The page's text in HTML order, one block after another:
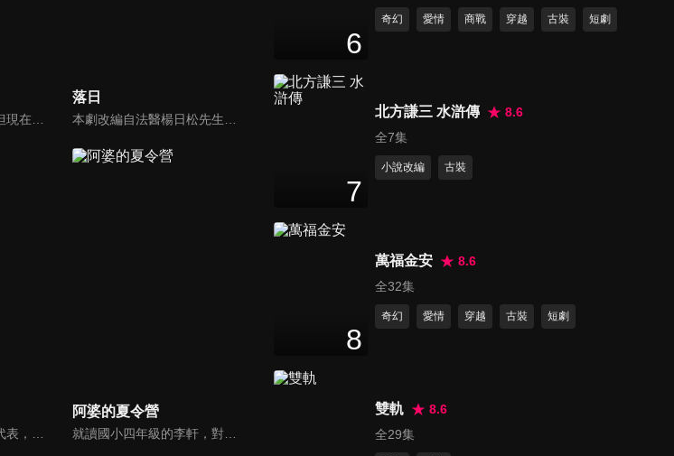
落日
如果要選一種水果來代表，你的青春滋味會是什麼？對永康街知名冰店的老闆小羅而言，也許青春的滋味就是芒果吧！《流漂子》以小羅的成長經歷為題材，讓觀眾看見一個出生於民國50年代的青年，如何揮灑年輕的熱情與愛情，找出自己所行的道路，並同時映照近三十年來台灣社會的演變。
阿婆的夏令營
就讀國小四年級的李軒，對快到的暑假有很多美好想法，沒想到放暑假前一天，爸爸被派到外地、媽媽出差，爸爸只好半哄半騙帶李軒回花蓮老家。因為跟阿婆非常不熟，再加上阿婆家都是他討厭的藥草味，又沒有電動和網路，又一直逼他做家事、吃青菜，於是李軒一心想要逃離阿婆家、逃離這個變成惡夢的暑假！
第18集
60
6
奇幻 愛情 商戰 穿越 古裝 短劇
7
北方謙三 水滸傳
8.6
全7集
小說改編 古裝
8
萬福金安
8.6
全32集
奇幻 愛情 穿越 古裝 短劇
雙軌
8.6
全29集